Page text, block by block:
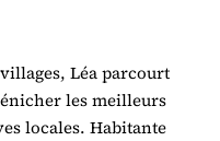
Léa parcourt
les meilleurs
locales. Habitante